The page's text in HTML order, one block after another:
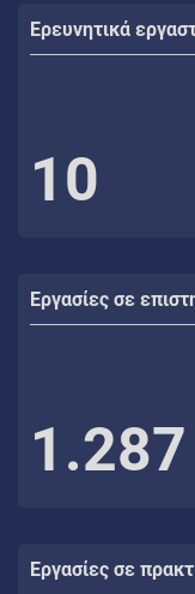
Ερευνητικά
10
Εργασίες σε
1.287
Εργασίες σε